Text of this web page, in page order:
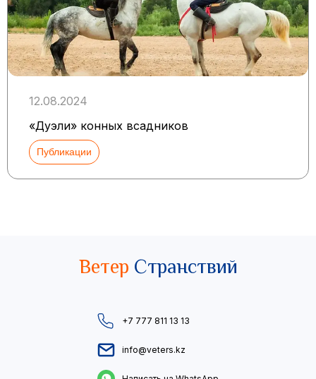
12.08.2024
«Дуэли» конных всадников
Публикации
Ветер Странствий
+7 777 811 13 13
info@veters.kz